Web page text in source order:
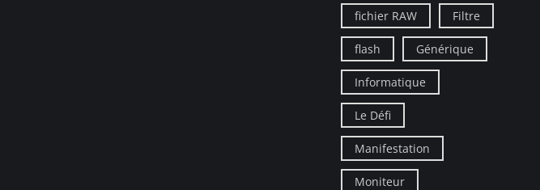
fichier RAW Filtre
flash Générique
Informatique
Le Défi
Manifestation
Moniteur